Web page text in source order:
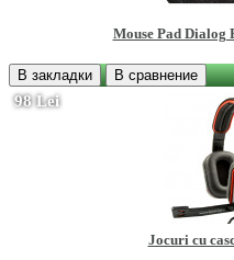
Mouse Pad Dialog
В закладки В сравнение
98 Lei
Jocuri cu